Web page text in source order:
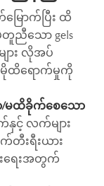
ြောက်ပြီး ထိ
တူညီသော gels
ား လိုအပ်
မိုထိရောက်မှုကို
/မထိခိုက်စေသော
င့် လက်များ
တီးရီးယား
းရေးအတွက်